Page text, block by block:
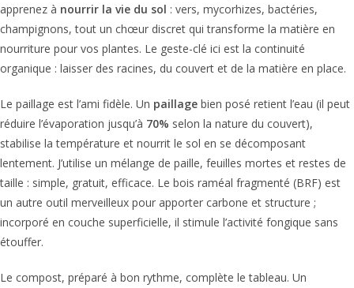
apprenez à nourrir la vie du sol : vers, mycorhizes, bactéries,
champignons, tout un chœur discret qui transforme la matière en
nourriture pour vos plantes. Le geste-clé ici est la continuité
organique : laisser des racines, du couvert et de la matière en place.
Le paillage est l’ami fidèle. Un paillage bien posé retient l’eau (il peut
réduire l’évaporation jusqu’à 70% selon la nature du couvert),
stabilise la température et nourrit le sol en se décomposant
lentement. J’utilise un mélange de paille, feuilles mortes et restes de
taille : simple, gratuit, efficace. Le bois raméal fragmenté (BRF) est
un autre outil merveilleux pour apporter carbone et structure ;
incorporé en couche superficielle, il stimule l’activité fongique sans
étouffer.
Le compost, préparé à bon rythme, complète le tableau. Un